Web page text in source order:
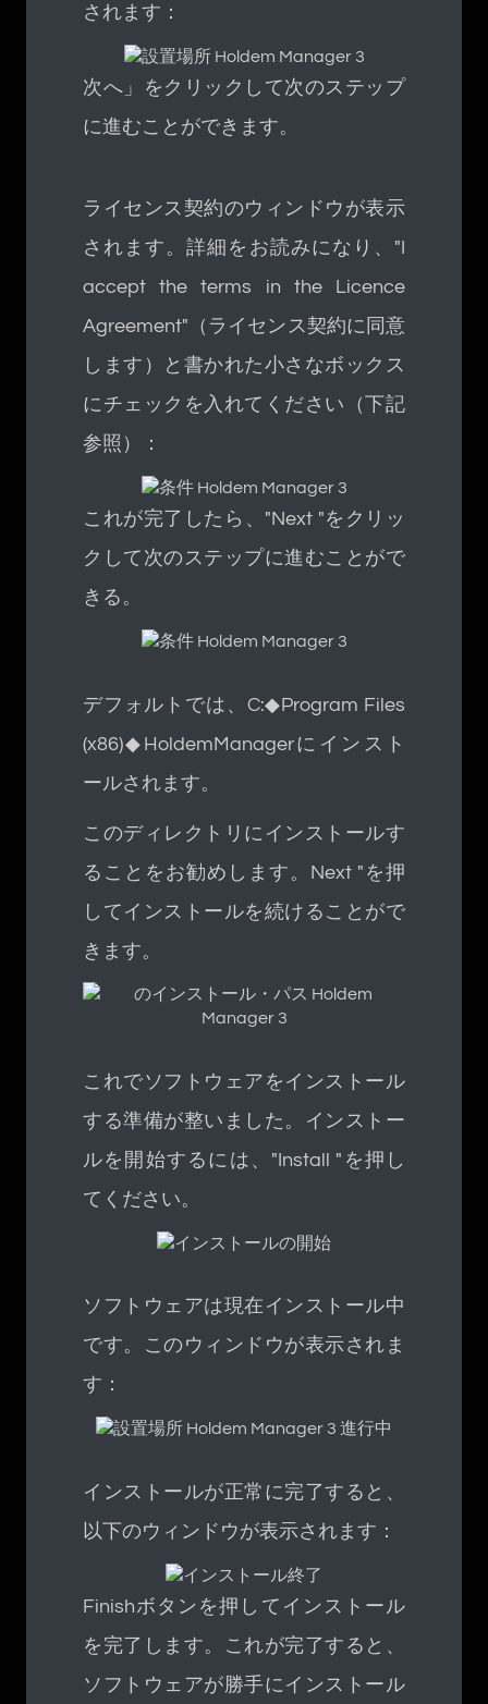
されます：
次へ」をクリックして次のステップ
に進むことができます。
ライセンス契約のウィンドウが表示
されます。詳細をお読みになり、"I
accept the terms in the Licence
Agreement"（ライセンス契約に同意
します）と書かれた小さなボックス
にチェックを入れてください（下記
参照）：
これが完了したら、"Next "をクリッ
クして次のステップに進むことがで
きる。
デフォルトでは、C:◆Program Files
(x86)◆HoldemManagerにインスト
ールされます。
このディレクトリにインストールす
ることをお勧めします。Next "を押
してインストールを続けることがで
きます。
これでソフトウェアをインストール
する準備が整いました。インストー
ルを開始するには、"Install "を押し
てください。
ソフトウェアは現在インストール中
です。このウィンドウが表示されま
す：
インストールが正常に完了すると、
以下のウィンドウが表示されます：
Finishボタンを押してインストール
を完了します。これが完了すると、
ソフトウェアが勝手にインストール